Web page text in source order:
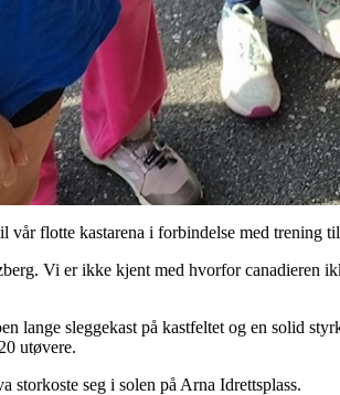
vår flotte kastarena i forbindelse med trening
Vi er ikke kjent med hvorfor canadieren
lange sleggekast på kastfeltet og en solid
utøvere.
seg i solen på Arna Idrettsplass.